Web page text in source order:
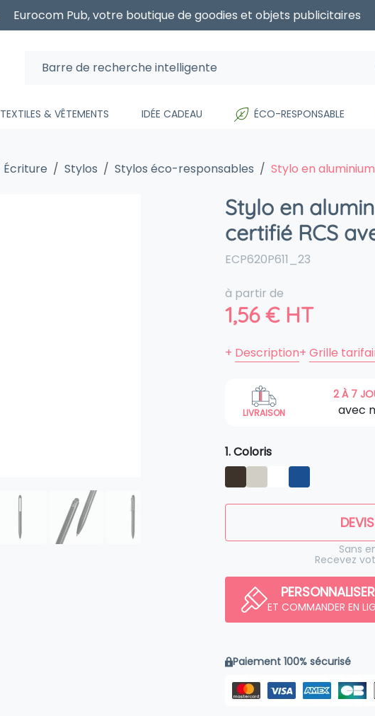
Eurocom Pub, votre boutique de goodies et objets publicitaires
TEXTILES & VÊTEMENTS IDÉE CADEAU ÉCO-RESPONSABLE
Écriture Stylos Stylos éco-responsables Stylo en
Stylo en
certifié RCS
ECP620P611_23
à partir de
1,56€HT
+ Description+ Grille
LIVRAISON
2 À 7
avec
1. Coloris
Sans
Recevez
PERSONNALISER
ET COMMANDER EN
Paiement 100% sécurisé